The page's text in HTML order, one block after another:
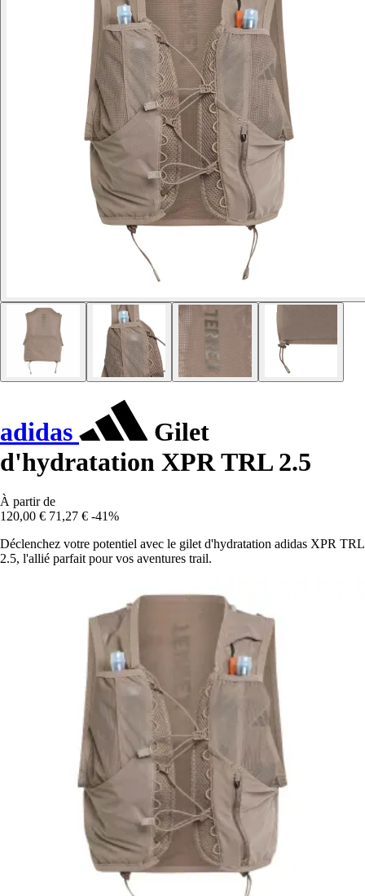
adidas
Gilet
d'hydratation XPR TRL 2.5
À partir de
120,00 € 71,27 € -41%
Déclenchez votre potentiel avec le gilet d'hydratation adidas XPR TRL
2.5, l'allié parfait pour vos aventures trail.